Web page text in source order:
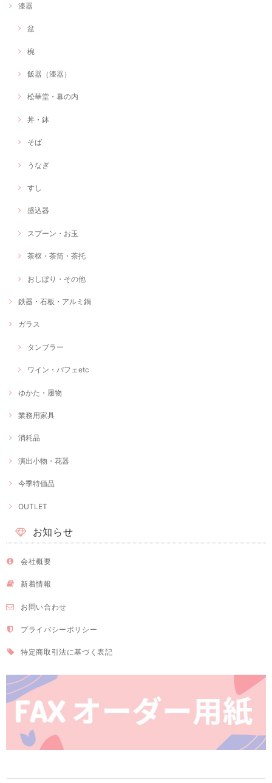
漆器
盆
椀
飯器（漆器）
松華堂・幕の内
丼・鉢
そば
うなぎ
すし
盛込器
スプーン・お玉
茶枢・茶筒・茶托
おしぼり・その他
鉄器・石板・アルミ鍋
ガラス
タンブラー
ワイン・パフェetc
ゆかた・履物
業務用家具
消耗品
演出小物・花器
今季特価品
OUTLET
お知らせ
会社概要
新着情報
お問い合わせ
プライバシーポリシー
特定商取引法に基づく表記